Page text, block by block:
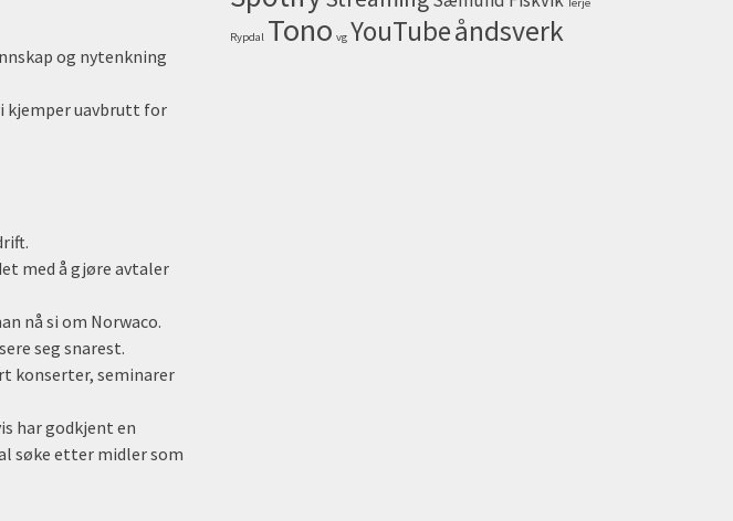
og nytenkning
kjemper uavbrutt for
med å gjøre avtaler
nå si om Norwaco.
seg snarest.
konserter, seminarer
har godkjent en
søke etter midler som
Rypdal Tono vg YouTubeåndsverk